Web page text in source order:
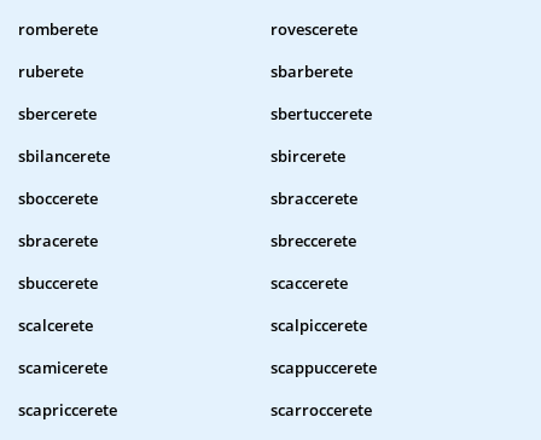
romberete
rovescerete
ruberete
sbarberete
sbercerete
sbertuccerete
sbilancerete
sbircerete
sboccerete
sbraccerete
sbracerete
sbreccerete
sbuccerete
scaccerete
scalcerete
scalpiccerete
scamicerete
scappuccerete
scapriccerete
scarroccerete